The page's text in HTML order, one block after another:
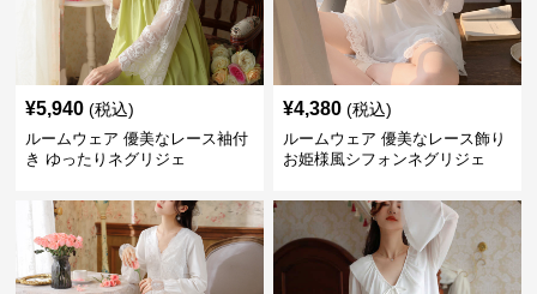
¥5,940 (税込)
ルームウェア 優美なレース袖付
き ゆったりネグリジェ
¥4,380 (税込)
ルームウェア 優美なレース飾り
お姫様風シフォンネグリジェ